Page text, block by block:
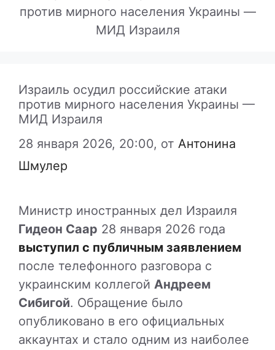
против мирного населения Украины —
МИД Израиля
Израиль осудил российские атаки
против мирного населения Украины —
МИД Израиля
28 января 2026, 20:00, от Антонина
Шмулер
Министр иностранных дел Израиля
Гидеон Саар 28 января 2026 года
выступил с публичным заявлением
после телефонного разговора с
украинским коллегой Андреем
Сибигой. Обращение было
опубликовано в его официальных
аккаунтах и стало одним из наиболее